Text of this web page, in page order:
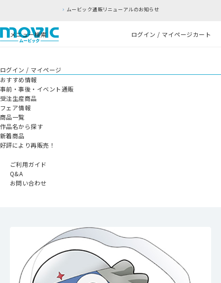
ムービック通販リニューアルのお知らせ
メニュー検索 ログイン / マイページカート
ログイン / マイページ
おすすめ情報
事前・事後・イベント通販
受注生産商品
フェア情報
商品一覧
作品名から探す
新着商品
好評により再販売！
ご利用ガイド
Q&A
お問い合わせ